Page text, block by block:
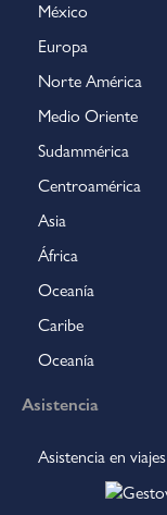
México
Europa
Norte América
Medio Oriente
Sudammérica
Centroamérica
Asia
África
Oceanía
Caribe
Oceanía
Asistencia
Asistencia en viajes